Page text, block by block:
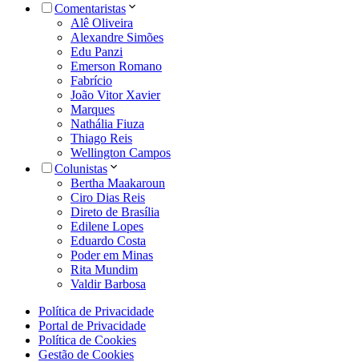
Comentaristas
Alê Oliveira
Alexandre Simões
Edu Panzi
Emerson Romano
Fabrício
João Vitor Xavier
Marques
Nathália Fiuza
Thiago Reis
Wellington Campos
Colunistas
Bertha Maakaroun
Ciro Dias Reis
Direto de Brasília
Edilene Lopes
Eduardo Costa
Poder em Minas
Rita Mundim
Valdir Barbosa
Política de Privacidade
Portal de Privacidade
Política de Cookies
Gestão de Cookies